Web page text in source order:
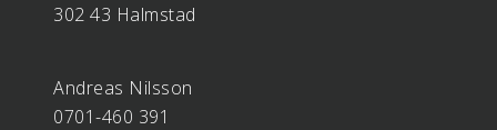
302 43 Halmstad
Andreas Nilsson
0701-460 391